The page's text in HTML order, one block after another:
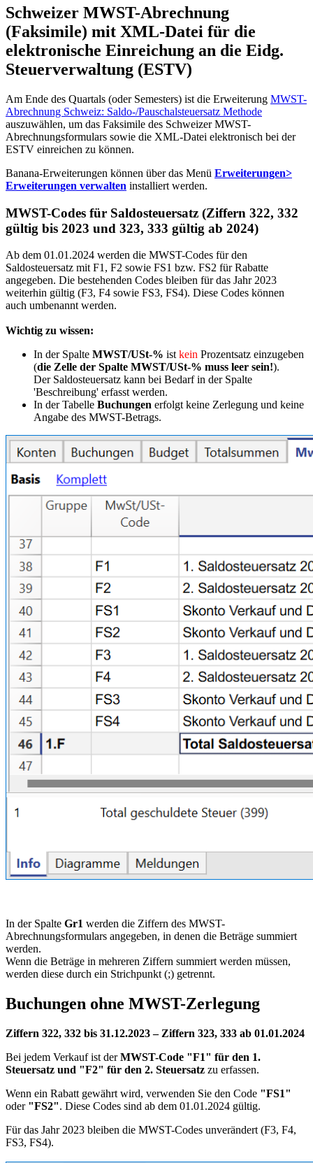
Schweizer MWST-Abrechnung
(Faksimile) mit XML-Datei für die
elektronische Einreichung an die Eidg.
Steuerverwaltung (ESTV)
Am Ende des Quartals (oder Semesters) ist die Erweiterung MWST-
Abrechnung Schweiz: Saldo-/Pauschalsteuersatz Methode
auszuwählen, um das Faksimile des SchweizerMWST-
Abrechnungsformulars sowie die XML-Datei elektronisch bei der
ESTV einreichen zu können.
Banana-Erweiterungen können über das Menü Erweiterungen>
Erweiterungen verwalten installiert werden.
MWST-Codes für Saldosteuersatz (Ziffern 322, 332
gültig bis 2023 und 323, 333 gültig ab 2024)
Ab dem 01.01.2024 werden die MWST-Codes für den
Saldosteuersatz mit F1, F2 sowie FS1 bzw. FS2 für Rabatte
angegeben. Die bestehenden Codes bleiben für das Jahr 2023
weiterhin gültig (F3, F4 sowie FS3, FS4). Diese Codes können
auch umbenannt werden.
Wichtig zu wissen:
In der Spalte MWST/USt-% ist kein Prozentsatz einzugeben
(die Zelle der Spalte MWST/USt-% muss leer sein!).
Der Saldosteuersatz kann bei Bedarf in der Spalte
'Beschreibung' erfasst werden.
In der Tabelle Buchungen erfolgt keine Zerlegung und keine
Angabe des MWST-Betrags.
In der Spalte Gr1 werden die Ziffern des MWST-
Abrechnungsformulars angegeben, in denen die Beträge summiert
werden.
Wenn die Beträge in mehreren Ziffern summiert werden müssen,
werden diese durch ein Strichpunkt (;) getrennt.
Buchungen ohne MWST-Zerlegung
Ziffern 322, 332 bis 31.12.2023 – Ziffern 323, 333 ab 01.01.2024
Bei jedem Verkauf ist derMWST-Code "F1" für den 1.
Steuersatz und "F2" für den 2. Steuersatz zu erfassen.
Wenn ein Rabatt gewährt wird, verwenden Sie den Code "FS1"
oder "FS2". Diese Codes sind ab dem 01.01.2024 gültig.
Für das Jahr 2023 bleiben die MWST-Codes unverändert (F3, F4,
FS3, FS4).